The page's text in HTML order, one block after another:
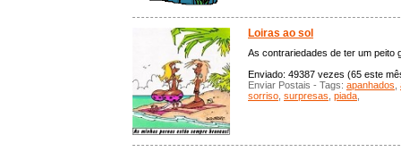
Loiras ao sol
As contrariedades de ter um peito
Enviado: 49387 vezes (65 este
Enviar Postais - Tags: apanhados
sorriso surpresas piada